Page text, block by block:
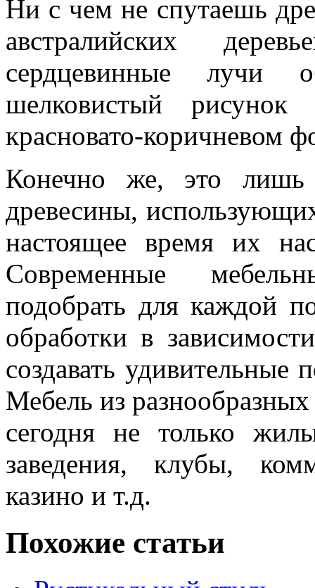
Ни с чем не спутаешь
австралийских
сердцевинные лучи
шелковистый
красновато-коричневом
Конечно же, это
древесины,
настоящее время их
Современные
подобрать для каждой
обработки в
создавать удивительные
Мебель из
сегодня не только
заведения, клубы,
казино и т.д.
Похожие статьи